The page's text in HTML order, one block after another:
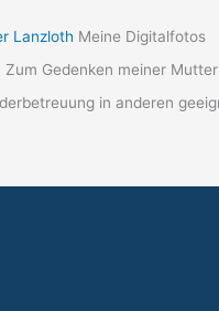
Lanzloth Meine Digitalfotos
Zum Gedenken meiner Mutter
in anderen